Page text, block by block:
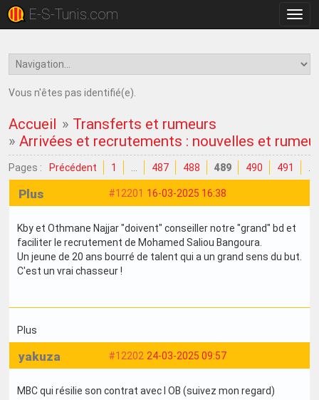
la
E-S-Tunis.com
Vous n'êtes pas identifié(e).
Accueil » Transferts et rumeurs
» Arrivées et recrutements : nouvelles et
Pages : Précédent 1 487 488 489 490 491
#12201 16-03-2025 16:38
Plus
Kby et Othmane Najjar "doivent" conseiller notre "grand" bd et
faciliter le recrutement de Mohamed Saliou Bangoura.
Un jeune de 20 ans bourré de talent qui a un grand sens du but.
C'est un vrai chasseur !
Plus
#12202 24-03-2025 09:57
yakuza
MBC qui résilie son contrat avec l OB (suivez mon regard)